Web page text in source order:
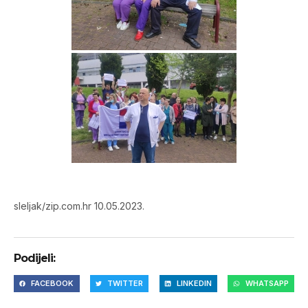
sleljak/zip.com.hr 10.05.2023.
Podijeli:
FACEBOOK TWITTER LINKEDIN WHATSAPP